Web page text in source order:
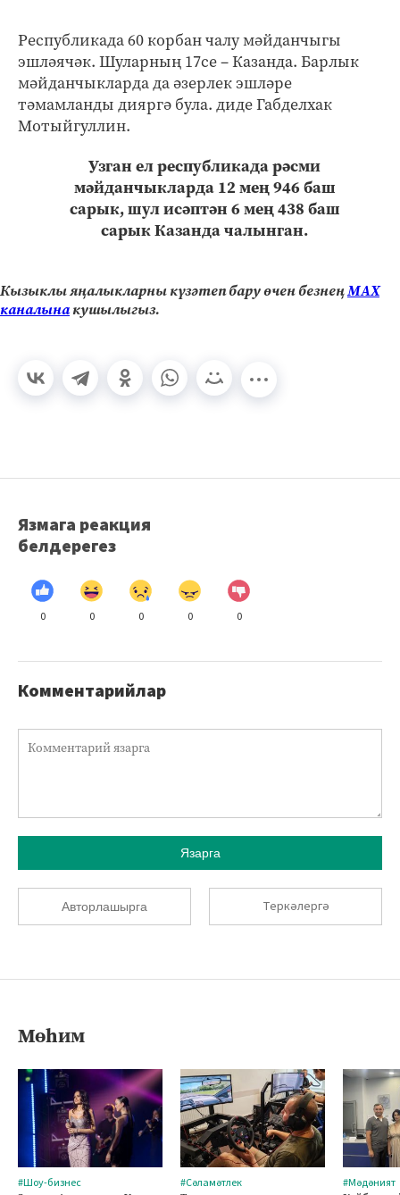
Республикада 60 корбан чалу мәйданчыгы
эшләячәк. Шуларның 17се – Казанда. Барлык
мәйданчыкларда да әзерлек эшләре
тәмамланды дияргә була. диде Габделхак
Мотыйгуллин.
Узган ел республикада рәсми
мәйданчыкларда 12 мең 946 баш
сарык, шул исәптән 6 мең 438 баш
сарык Казанда чалынган.
Кызыклы яңалыкларны күзәтеп бару өчен безнеңМАХ
каналынакушылыгыз.
Язмага реакция
белдерегез
0 0 0 0 0
Комментарийлар
Язарга
Авторлашырга Теркәлергә
Мөһим
#Шоу-бизнес #Сәламәтлек #Мәдәният